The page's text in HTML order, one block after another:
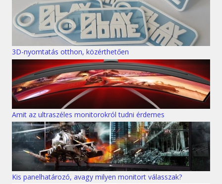
3D-nyomtatás otthon, közérthetően
Amit az ultraszéles monitorokról tudni érdemes
Kis panelhatározó, avagy milyen monitort válasszak?